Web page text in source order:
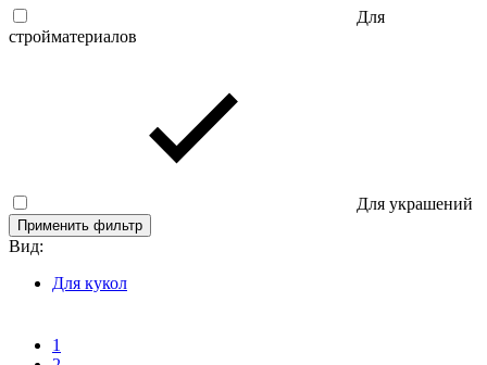
Для
стройматериалов
Для украшений
Применить фильтр
Вид:
Для кукол
1